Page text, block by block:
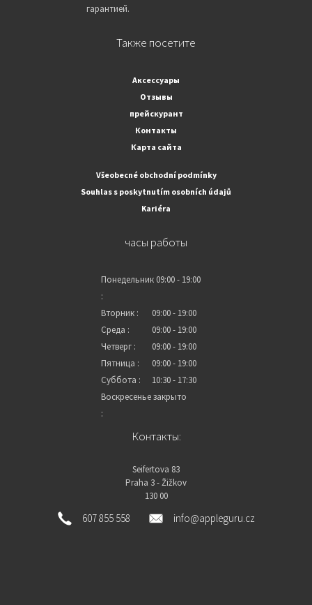
гарантией.
Также посетите
Аксессуары
Отзывы
прейскурант
Контакты
Карта сайта
Všeobecné obchodní podmínky
Souhlas s poskytnutím osobních údajů
Kariéra
часы работы
Понедельник
:
09:00 - 19:00
Вторник :
09:00 - 19:00
Среда :
09:00 - 19:00
Четверг :
09:00 - 19:00
Пятница :
09:00 - 19:00
Суббота :
10:30 - 17:30
Воскресенье
:
закрыто
Контакты:
Seifertova 83
Praha 3 - Žižkov
130 00
607 855 558 info@appleguru.cz